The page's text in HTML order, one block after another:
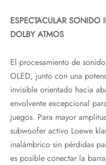
ESPECTACULAR
DOLBY ATMOS
El procesamiento de
OLED, junto con una
invisible orientado hacia
envolvente excepcional
juegos. Para mayor
subwoofer activo Loewe
inalámbrico sin pérdidas
es posible conectar la